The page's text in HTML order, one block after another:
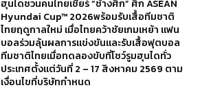
ฮุนไดชวนคนไทยเชียร์ “ช้างศึก” ศึก ASEAN
Hyundai Cup™ 2026พร้อมรับเสื้อทีมชาติ
ไทยฤดูกาลใหม่ เมื่อไทยคว้าชัยเกมเหย้า แฟน
บอลร่วมลุ้นผลการแข่งขันและรับเสื้อฟุตบอล
ทีมชาติไทยเมื่อทดลองขับที่โชว์รูมฮุนไดทั่ว
ประเทศตั้งแต่วันที่ 2 – 17 สิงหาคม 2569 ตาม
เงื่อนไขที่บริษัทกำหนด